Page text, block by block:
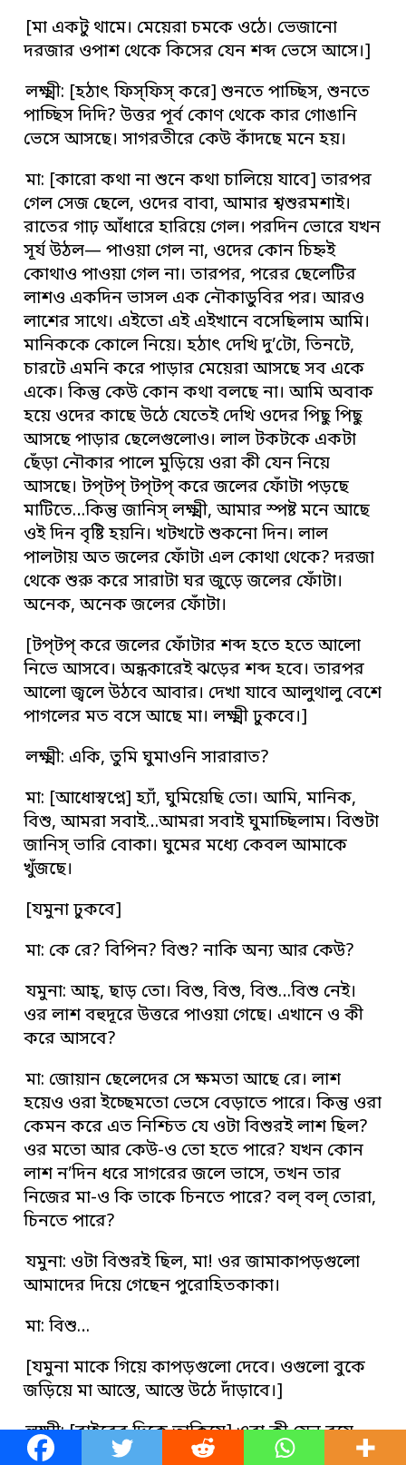
[মা একটু থামে। মেয়েরা চমকে ওঠে। ভেজানো
দরজার ওপাশ থেকে কিসের যেন শব্দ ভেসে আসে।]
লক্ষ্মী: [হঠাৎ ফিস্‌ফিস্‌ করে] শুনতে পাচ্ছিস, শুনতে
পাচ্ছিস দিদি? উত্তর পূর্ব কোণ থেকে কার গোঙানি
ভেসে আসছে। সাগরতীরে কেউ কাঁদছে মনে হয়।
মা: [কারো কথা না শুনে কথা চালিয়ে যাবে] তারপর
গেল সেজ ছেলে, ওদের বাবা, আমার শ্বশুরমশাই।
রাতের গাঢ় আঁধারে হারিয়ে গেল। পরদিন ভোরে যখন
সূর্য উঠল— পাওয়া গেল না, ওদের কোন চিহ্নই
কোথাও পাওয়া গেল না। তারপর, পরের ছেলেটির
লাশও একদিন ভাসল এক নৌকাডুবির পর। আরও
লাশের সাথে। এইতো এই এইখানে বসেছিলাম আমি।
মানিককে কোলে নিয়ে। হঠাৎ দেখি দু’টো, তিনটে,
চারটে এমনি করে পাড়ার মেয়েরা আসছে সব একে
একে। কিন্তু কেউ কোন কথা বলছে না। আমি অবাক
হয়ে ওদের কাছে উঠে যেতেই দেখি ওদের পিছু পিছু
আসছে পাড়ার ছেলেগুলোও। লাল টকটকে একটা
ছেঁড়া নৌকার পালে মুড়িয়ে ওরা কী যেন নিয়ে
আসছে। টপ্‌টপ্‌ টপ্‌টপ্‌ করে জলের ফোঁটা পড়ছে
মাটিতে…কিন্তু জানিস্‌ লক্ষ্মী, আমার স্পষ্ট মনে আছে
ওই দিন বৃষ্টি হয়নি। খটখটে শুকনো দিন। লাল
পালটায় অত জলের ফোঁটা এল কোথা থেকে? দরজা
থেকে শুরু করে সারাটা ঘর জুড়ে জলের ফোঁটা।
অনেক, অনেক জলের ফোঁটা।
[টপ্‌টপ্‌ করে জলের ফোঁটার শব্দ হতে হতে আলো
নিভে আসবে। অন্ধকারেই ঝড়ের শব্দ হবে। তারপর
আলো জ্বলে উঠবে আবার। দেখা যাবে আলুথালু বেশে
পাগলের মত বসে আছে মা। লক্ষ্মী ঢুকবে।]
লক্ষ্মী: একি, তুমি ঘুমাওনি সারারাত?
মা: [আধোস্বপ্নে] হ্যাঁ, ঘুমিয়েছি তো। আমি, মানিক,
বিশু, আমরা সবাই…আমরা সবাই ঘুমাচ্ছিলাম। বিশুটা
জানিস্‌ ভারি বোকা। ঘুমের মধ্যে কেবল আমাকে
খুঁজছে।
[যমুনা ঢুকবে]
মা: কে রে? বিপিন? বিশু? নাকি অন্য আর কেউ?
যমুনা: আহ্‌, ছাড় তো। বিশু, বিশু, বিশু…বিশু নেই।
ওর লাশ বহুদূরে উত্তরে পাওয়া গেছে। এখানে ও কী
করে আসবে?
মা: জোয়ান ছেলেদের সে ক্ষমতা আছে রে। লাশ
হয়েও ওরা ইচ্ছেমতো ভেসে বেড়াতে পারে। কিন্তু ওরা
কেমন করে এত নিশ্চিত যে ওটা বিশুরই লাশ ছিল?
ওর মতো আর কেউ-ও তো হতে পারে? যখন কোন
লাশ ন’দিন ধরে সাগরের জলে ভাসে, তখন তার
নিজের মা-ও কি তাকে চিনতে পারে? বল্‌ বল্‌ তোরা,
চিনতে পারে?
যমুনা: ওটা বিশুরই ছিল, মা! ওর জামাকাপড়গুলো
আমাদের দিয়ে গেছেন পুরোহিতকাকা।
মা: বিশু…
[যমুনা মাকে গিয়ে কাপড়গুলো দেবে। ওগুলো বুকে
জড়িয়ে মা আস্তে, আস্তে উঠে দাঁড়াবে।]
লক্ষ্মী: [বাইরের দিকে তাকিয়ে] ওরা কী যেন বয়ে
নিয়ে আসছে। জলের ফোঁটা চুইয়ে চুইয়ে পড়ছে